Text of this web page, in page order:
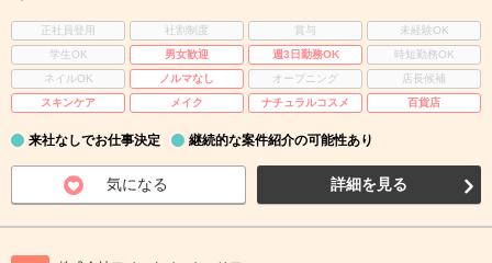
正社員登用 社割制度 賞与
未経験OK
学生OK
男女歓迎 週3日勤務OK
時短勤務OK
ネイルOK
ノルマなし オープニング
店長候補
スキンケア
メイク ナチュラルコスメ 百貨店
来社なしでお仕事決定 継続的な案件紹介の可能性あり
気になる 詳細を見る